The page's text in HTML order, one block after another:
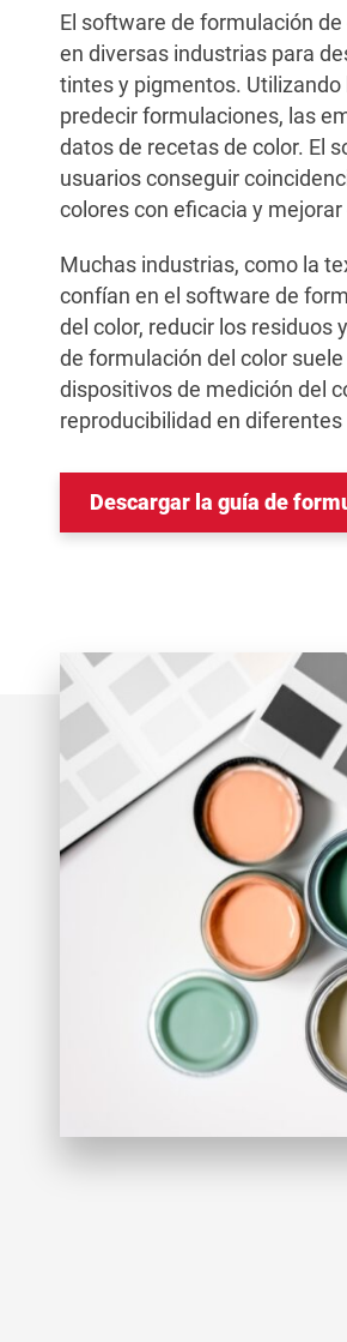
El software de formulación
en diversas industrias para
tintes y pigmentos.
predecir formulaciones, las
datos de recetas de color. El
usuarios conseguir
colores con eficacia y
Muchas industrias, como la
confían en el software de
del color, reducir los residuos
de formulación del color
dispositivos de medición del
reproducibilidad en
Descargar la guía de